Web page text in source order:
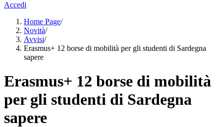
Accedi
Home Page/
Novità/
Avvisi/
Erasmus+ 12 borse di mobilità per gli studenti di Sardegna
sapere
Erasmus+ 12 borse di mobilità
per gli studenti di Sardegna
sapere